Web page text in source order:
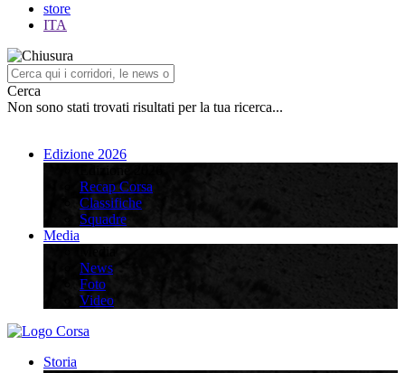
store
ITA
Cerca
Non sono stati trovati risultati per la tua ricerca...
Edizione 2026
Recap Corsa
Classifiche
Squadre
Media
News
Foto
Video
Storia